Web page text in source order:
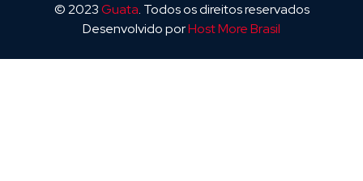
© 2023Guata. Todos os direitos reservados
Desenvolvido porHost More Brasil